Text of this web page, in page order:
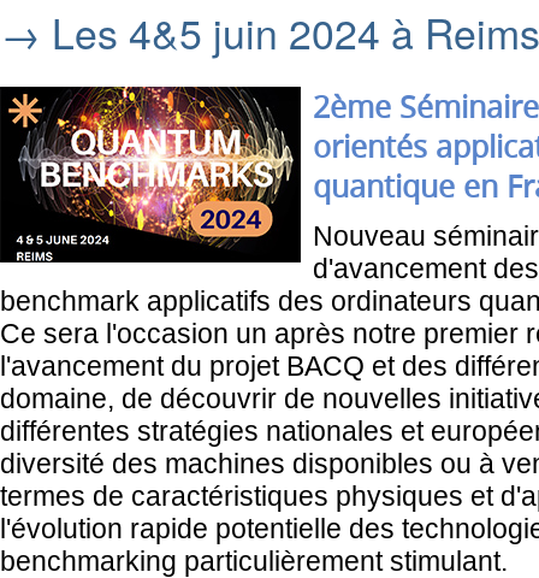
→ Les 4&5 juin 2024 à Reims
2ème
orientés
quantique en
Nouveau
d'avancement
benchmark applicatifs des ordinateurs
Ce sera l'occasion un après notre premier
l'avancement du projet BACQ et des
domaine, de découvrir de nouvelles
différentes stratégies nationales et
diversité des machines disponibles ou à
termes de caractéristiques physiques et
l'évolution rapide potentielle des
benchmarking particulièrement stimulant.